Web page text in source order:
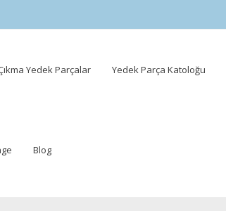
Yedek Parçalar Yedek Parça Katoloğu
Blog